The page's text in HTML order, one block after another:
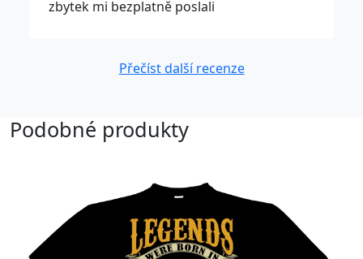
zbytek mi bezplatně poslali
Přečíst další recenze
Podobné produkty